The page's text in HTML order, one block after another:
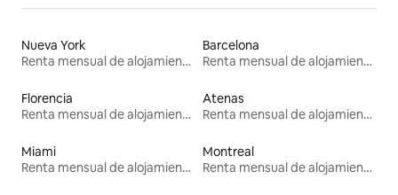
Nueva York
Renta mensual de alojamientos
Barcelona
Renta mensual de alojamientos
Florencia
Renta mensual de alojamientos
Atenas
Renta mensual de alojamientos
Miami
Renta mensual de alojamientos
Montreal
Renta mensual de alojamientos